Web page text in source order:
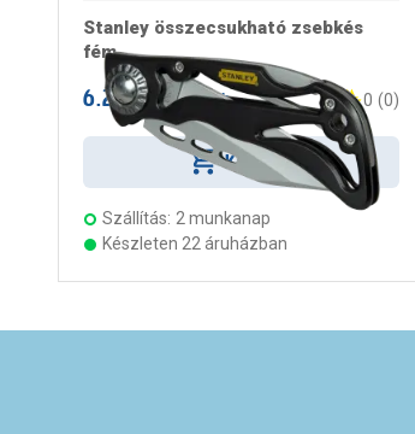
Stanley összecsukható zsebkés
fém
6.299 Ft / darab 0 (0)
Kosárba
Szállítás: 2 munkanap
Készleten 22 áruházban